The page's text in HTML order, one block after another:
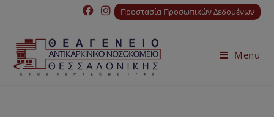
Προστασία Προσωπικών Δεδομένων
Menu